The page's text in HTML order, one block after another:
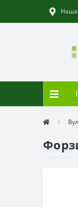
Наша